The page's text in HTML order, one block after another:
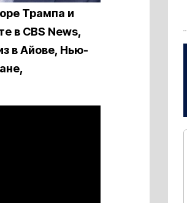
Трампа и
в CBS News,
в Айове, Нью-